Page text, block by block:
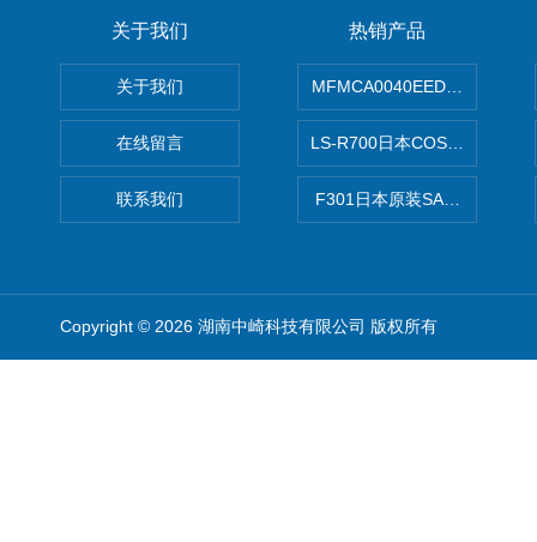
关于我们
关于我们
在线留言
联系我们
热销产品
MFMCA0040EED-H日本
LS-R700日本COSMO科斯莫
F301日本原装SANAI三爱旋
Copyright © 2026 湖南中崎科技有限公司 版权所有